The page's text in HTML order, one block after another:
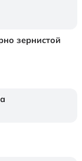
зернистой